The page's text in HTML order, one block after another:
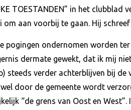
TOESTANDEN” in het clubblad
aan voorbij te gaan. Hij
pogingen ondernomen worden
dermate gewekt, dat ik mij
verder achterblijven bij de
door de gemeente wordt
“de grens van Oost en